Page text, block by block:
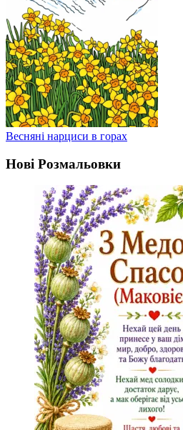
Весняні нарциси в горах
Нові Розмальовки